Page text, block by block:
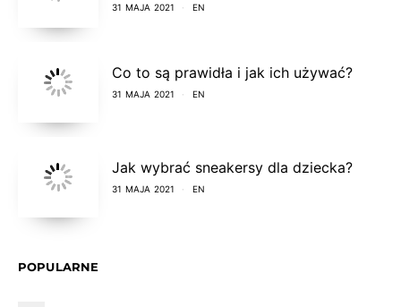
31 MAJA 2021 EN
Co to są prawidła i jak ich używać?
31 MAJA 2021 EN
Jak wybrać sneakersy dla dziecka?
31 MAJA 2021 EN
POPULARNE